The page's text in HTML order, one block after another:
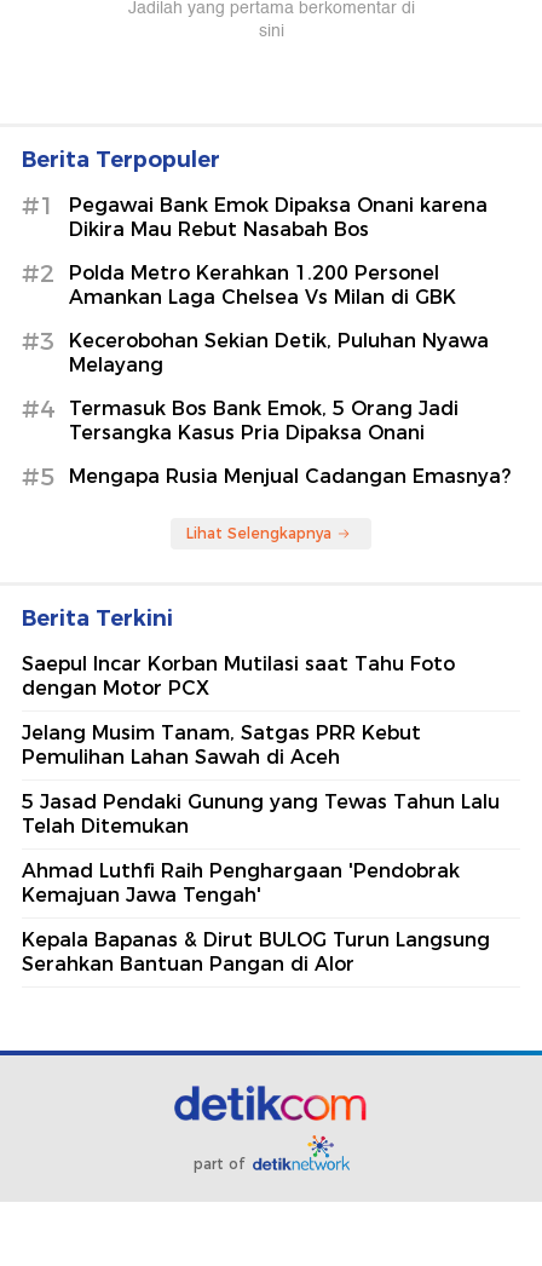
Berita Terpopuler
#1
Pegawai Bank Emok Dipaksa Onani karena
Dikira Mau Rebut Nasabah Bos
#2
Polda Metro Kerahkan 1.200 Personel
Amankan Laga Chelsea Vs Milan di GBK
#3
Kecerobohan Sekian Detik, Puluhan Nyawa
Melayang
#4
Termasuk Bos Bank Emok, 5 Orang Jadi
Tersangka Kasus Pria Dipaksa Onani
#5 Mengapa Rusia Menjual Cadangan Emasnya?
Lihat Selengkapnya
Berita Terkini
Saepul Incar Korban Mutilasi saat Tahu Foto
dengan Motor PCX
Jelang Musim Tanam, Satgas PRR Kebut
Pemulihan Lahan Sawah di Aceh
5 Jasad Pendaki Gunung yang Tewas Tahun Lalu
Telah Ditemukan
Ahmad Luthfi Raih Penghargaan 'Pendobrak
Kemajuan Jawa Tengah'
Kepala Bapanas & Dirut BULOG Turun Langsung
Serahkan Bantuan Pangan di Alor
part of